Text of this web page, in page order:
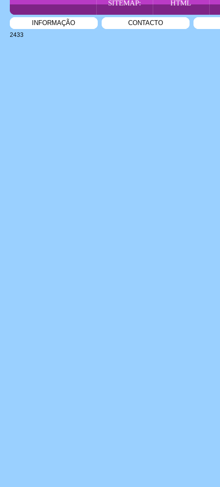
SITEMAP: HTML
INFORMAÇÃO CONTACTO
2433